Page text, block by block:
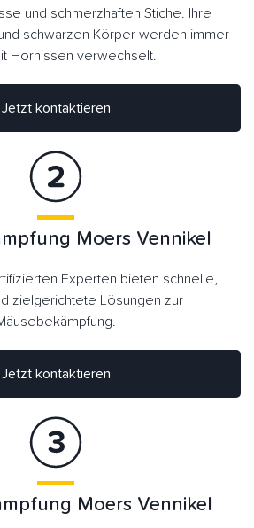
und schmerzhaften Stiche. Ihre
schwarzen Körper werden immer
Hornissen verwechselt.
Jetzt kontaktieren
Jetzt kontaktieren
Moers Vennikel
Experten bieten schnelle,
zielgerichtete Lösungen zur
Moers Vennikel